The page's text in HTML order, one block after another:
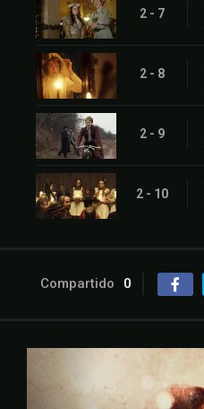
2 - 7
2 - 8
2 - 9
2 - 10
Compartido 0